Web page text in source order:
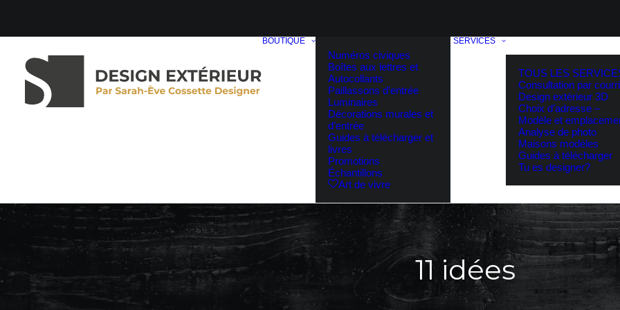
BOUTIQUE
Numéros civiques
Boîtes aux lettres et
Autocollants
Paillassons d’entrée
Luminaires
Décorations murales et
d’entrée
Guides à télécharger et
livres
Promotions
Échantillons
Art de vivre
SERVICES
TOUS LES
Consultation par
Design extérieur 3D
Choix d’adresse –
Modèle et
Analyse de photo
Maisons modèles
Guides à télécharger
Tu es designer?
11 idées